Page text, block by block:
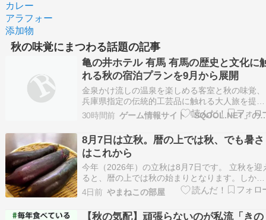
カレー
アラフォー
添加物
秋の味覚にまつわる話題の記事
亀の井ホテル 有馬 有馬の歴史と文化に
れる秋の宿泊プランを9月から展開
金泉かけ流しの温泉を楽しめる客室と秋の味覚、
兵庫県指定の伝統的工芸品に触れる大人旅を提案
2026年8月6日 亀の井ホテル 有馬（所在地：兵
県神戸市、総支配人：坂本英樹）は、秋の旅行シ
ーズンに向け、有馬温泉の歴史や伝統文化に触れ
られる多彩なアクティビティと、客室で金泉かけ
流…
30時間前 ゲーム情報サイト「SQOOL.NET
8月7日は立秋。暦の上では秋、でも暑さ
はこれから
今年（2026年）の立秋は8月7日です。 立秋を迎
ると、暦の上では秋の始まりとなります。しか
し、実際には一年の中でも特に暑さが厳しい時期
で、今年も残暑はしばらく続きそうです。 それ
も、立秋を境に季節の挨拶は「暑中見舞い」から
4日前 やまねこの部屋
【秋の気配】頑張らないのが私流「きの